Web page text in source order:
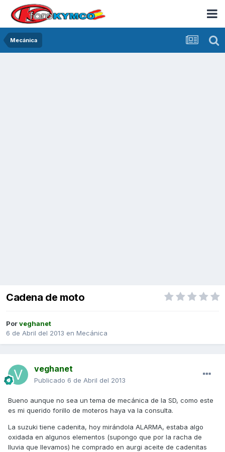
Mecánica
Cadena de moto
Porveghanet
6 de Abril del 2013 en Mecánica
veghanet
Publicado 6 de Abril del 2013
Bueno aunque no sea un tema de mecánica de la SD, como este
es mi querido forillo de moteros haya va la consulta.
La suzuki tiene cadenita, hoy mirándola ALARMA, estaba algo
oxidada en algunos elementos (supongo que por la racha de
lluvia que llevamos) he comprado en aurgi aceite de cadenitas